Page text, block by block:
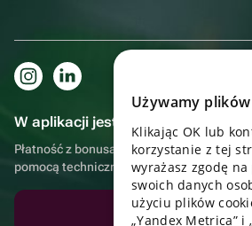
W aplikacji jest to jeszcze
Płatność z bonusami, samodzielna
pomocą techniczną
Pobierz aplikację
Używamy
Klikając OK lub
korzystanie z tej
wyrażasz zgodę
swoich danych
użyciu plików
„Yandex Metrica” i